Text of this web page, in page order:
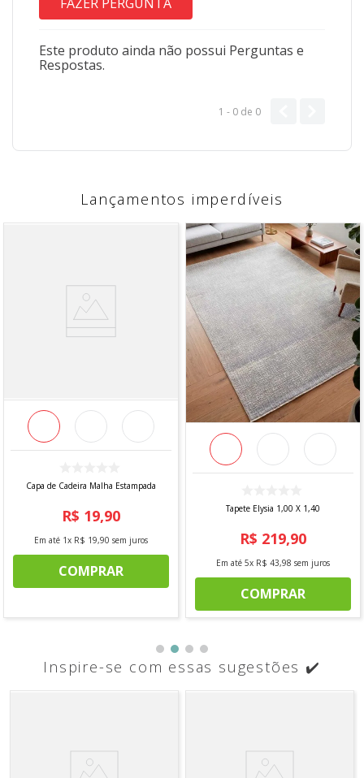
Este produto ainda não possui Perguntas e
Respostas.
1 - 0 de 0
Lançamentos imperdíveis
Capa de Cadeira Malha Estampada
R$ 19,90
Em até 1x R$ 19,90 sem juros
COMPRAR
Tapete Elysia 1,00 X 1,40
R$ 219,90
Em até 5x R$ 43,98 sem juros
COMPRAR
Inspire-se com essas sugestões ✔️